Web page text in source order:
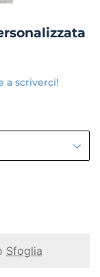
a scriverci!
Sfoglia